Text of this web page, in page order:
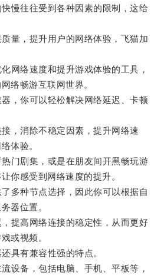
往往受到各种因素的限制，这给
，提升用户的网络体验，飞猫加
络速度和提升游戏体验的工具，
络畅游互联网世界。
你可以轻松解决网络延迟、卡顿
消除不稳定因素，提升网络速
体验。
剧集，或是在朋友间开黑畅玩游
你感受到网络速度的提升。
种节点选择，因此你可以根据自
器位置。
高网络连接的稳定性，从而更好
或视频。
有兼容性强的特点。
备，包括电脑、手机、平板等，